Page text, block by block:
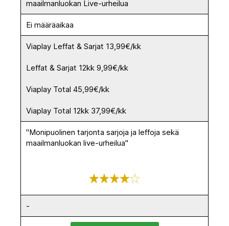
maailmanluokan Live-urheilua
Ei määräaikaa
Viaplay Leffat & Sarjat 13,99€/kk
Leffat & Sarjat 12kk 9,99€/kk
Viaplay Total 45,99€/kk
Viaplay Total 12kk 37,99€/kk
"Monipuolinen tarjonta sarjoja ja leffoja sekä
maailmanluokan live-urheilua"
-